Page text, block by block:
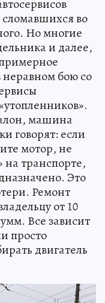
во
Но многие
и далее,
бою со
машина
говорят: если
мотор, не
на транспорте,
Это
Ремонт
от 10
Все зависит
просто
двигатель